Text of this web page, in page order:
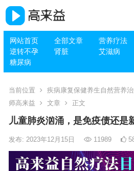
网站首页 全部文章 营养疗法
逆转不孕
肾脏 艾滋病
糖尿病
当前位置
疾病康复保健养生自然营养
师高来益
文章 正文
儿童肺炎汹涌，是免疫债还是
发布: 2023年12月15日 11989